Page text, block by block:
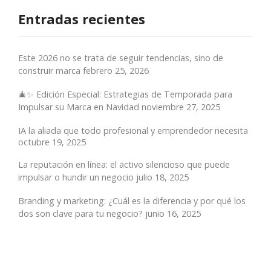
Entradas recientes
Este 2026 no se trata de seguir tendencias, sino de
construir marca febrero 25, 2026
🎄✨ Edición Especial: Estrategias de Temporada para
Impulsar su Marca en Navidad noviembre 27, 2025
IA la aliada que todo profesional y emprendedor necesita
octubre 19, 2025
La reputación en línea: el activo silencioso que puede
impulsar o hundir un negocio julio 18, 2025
Branding y marketing: ¿Cuál es la diferencia y por qué los
dos son clave para tu negocio? junio 16, 2025